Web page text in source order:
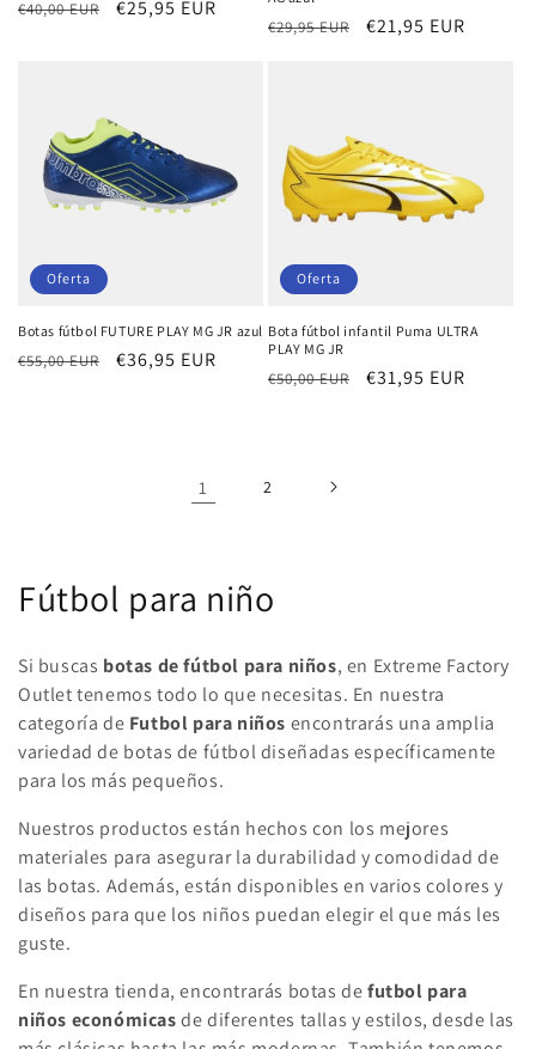
Precio
€40,00 EUR
Precio
€25,95 EUR
Precio
€29,95 EUR
Precio
€21,95 EUR
Oferta
Botas fútbol FUTURE PLAY MG JR azul
Precio
€55,00 EUR
Precio
€36,95 EUR
Oferta
Bota fútbol infantil Puma ULTRA
PLAY MG JR
Precio
€50,00 EUR
Precio
€31,95 EUR
1 2
C
l
e
c
c
i
ó
n
:
Fútbol para niño
Si buscas botas de fútbol para niños, en Extreme Factory
Outlet tenemos todo lo que necesitas. En nuestra
categoría de Futbol para niños encontrarás una amplia
variedad de botas de fútbol diseñadas específicamente
para los más pequeños.
Nuestros productos están hechos con los mejores
materiales para asegurar la durabilidad y comodidad de
las botas. Además, están disponibles en varios colores y
diseños para que los niños puedan elegir el que más les
guste.
En nuestra tienda, encontrarás botas defutbol para
niños económicasde diferentes tallas y estilos, desde las